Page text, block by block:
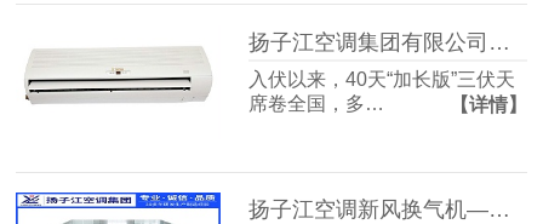
扬子江空调集团有限公司商用暖通源头厂家，40年匠心护航从容度伏
入伏以来，40天“加长版”三伏天
席卷全国，多…
【详情】
扬子江空调新风换气机——告别室内空气闷浊，畅享洁净富氧新生活